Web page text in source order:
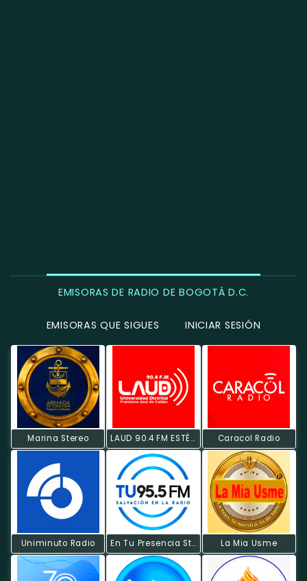
EMISORAS DE RADIO DE BOGOTÁ D.C.
EMISORAS QUE SIGUES INICIAR SESIÓN
Marina Stereo LAUD 90.4 FM ESTÉREO Caracol Radio
Uniminuto Radio En Tu Presencia Stereo La Mia Usme